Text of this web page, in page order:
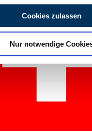
geben wir
Website an unsere
Werbung und Analysen
diese Informationen
Cookies zulassen
Nur notwendige